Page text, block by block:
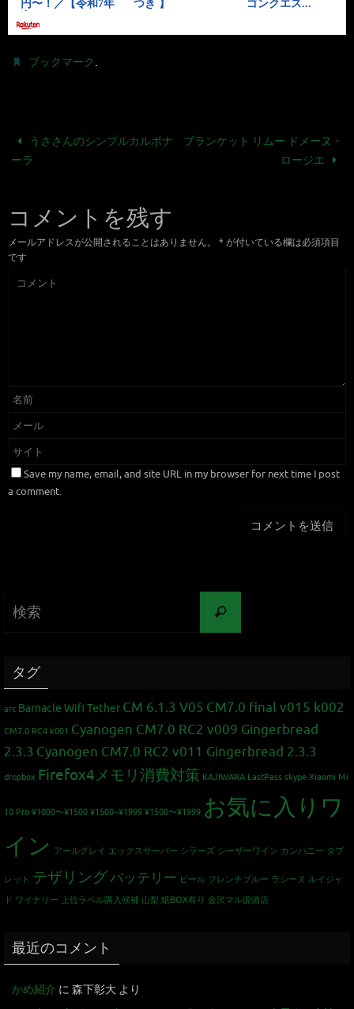
ブックマーク.
うささんのシンプルカルボナ
ーラ
ブランケット リムー ドメーヌ・
ロージエ
コメントを残す
メールアドレスが公開されることはありません。 * が付いている欄は必須項目
です
Save my name, email, and site URL in my browser for next time I post
a comment.
タグ
arc Barnacle Wifi Tether CM 6.1.3 V05 CM7.0 final v015 k002
CM7.0 RC4 k001 Cyanogen CM7.0 RC2 v009 Gingerbread
2.3.3 Cyanogen CM7.0 RC2 v011 Gingerbread 2.3.3
dropbox Firefox4メモリ消費対策 KAJIWARA LastPass skype Xiaomi Mi
10 Pro ¥1000〜¥1500 ¥1500~¥1999 ¥1500〜¥1999 お気に入りワ
イン アールグレイ エックスサーバー シラーズ シーザーワイン カンパニー タブ
レット テザリングバッテリー ビール フレンチブルー ラシーヌ ルイジャ
ド ワイナリー 上位ラベル購入候補 山梨 紙BOX有り 金沢マル源酒店
最近のコメント
かめ紹介 に 森下彰大 より